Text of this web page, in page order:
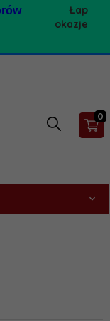
Łap
okazje
0